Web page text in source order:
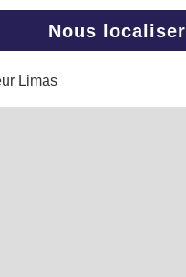
Nous localiser
Limas